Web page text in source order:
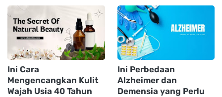
Ini Cara
Mengencangkan Kulit
Wajah Usia 40 Tahun
Ini Perbedaan
Alzheimer dan
Demensia yang Perlu